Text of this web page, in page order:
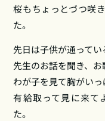
桜もちょっとづつ咲
た。
先日は子供が通ってい
先生のお話を聞き、
わが子を見て胸がいっ
有給取って見に来
た。